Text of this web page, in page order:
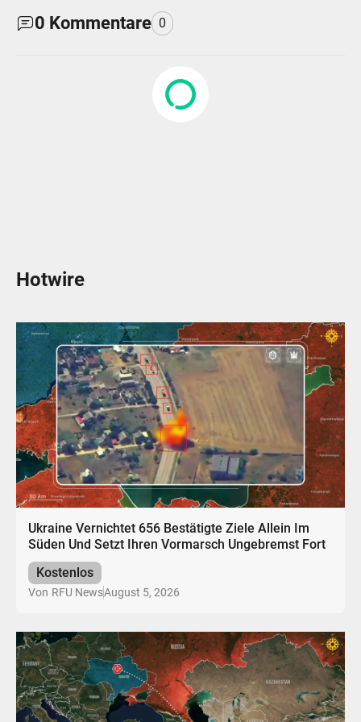
0 Kommentare 0
Hotwire
Ukraine Vernichtet 656 Bestätigte Ziele Allein Im
Süden Und Setzt Ihren Vormarsch Ungebremst Fort
Kostenlos
Von RFU NewsAugust 5, 2026